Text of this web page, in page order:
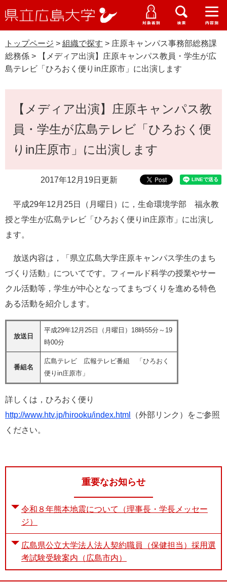
ー
ジ
先
頭
ニ
ュ
を
飛
ニ
ー
ニ
ュ
ー
ニ
ュ
ー
立
大
学
受験生の皆さま
在学生の皆さま
地域・企業の皆さま
研究者の皆さま
教職員の皆さま
受験生特設サイト
WEB版大学案内
資料請求
交通アクセス
English
中文簡体 中文繁体 한국어
g
e
ム
検
すべて ページ PDF
大学概要
学部・大学院・専攻科
学生生活・就職支援
研究・地域連携・国際交流
入試情報
トップページ > 組織で探す > 庄原キャンパス事務部総務課
総務係 >
【メディア出演】庄原キャンパス教員・学生が広
島テレビ「ひろおく便りin庄原市」に出演します
【メディア出演】庄原キャンパス教
員・学生が広島テレビ「ひろおく便
りin庄原市」に出演します
2017年12月19日更新
平成29年12月25日（月曜日）に，生命環境学部 福永教
授と学生が広島テレビ「ひろおく便りin庄原市 」に出演し
ます。
放送内容は，「県立広島大学庄原キャンパス学生のまち
づくり活動」についてです。フィールド科学の授業やサー
クル活動等，学生が中心となってまちづくりを進める特色
ある活動を紹介します。
放送日
平成29年12月25日（月曜日）18時55分～19
時00分
番組名
広島テレビ 広報テレビ番組 「ひろおく
便りin庄原市」
詳しくは，ひろおく便り
http://www.htv.jp/hirooku/index.html
（外部リンク）をご参照
ください。
重要なお知らせ
令和８年熊本地震について（理事長・学長メッセー
ジ）
広島県公立大学法人法人契約職員（保健担当）採用選
考試験受験案内（広島市内）